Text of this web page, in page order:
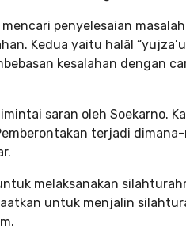
penyelesaian
Kedua yaitu halâl
kesalahan dengan
saran oleh Soekarno.
terjadi
melaksanakan
untuk menjalin